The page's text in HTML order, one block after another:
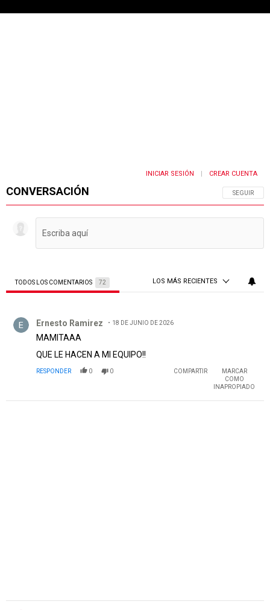
CONVERSACIÓN SIGA ESTA
SEGUIR
INICIAR SESIÓN CREAR CUENTA
TODOS LOS COMENTARIOS 72 LOS MÁS RECIENTES
Ernesto Ramirez 18 DE JUNIO DE 2026
MAMITAAA
QUE LE HACEN A MI EQUIPO!!
RESPONDER 0 0 COMPARTIR
MARCAR
COMO
INAPROPIADO